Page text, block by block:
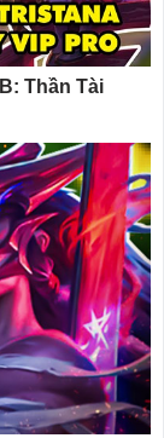
Thần Tài